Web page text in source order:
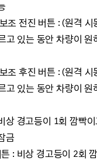
조 전진 버튼 :(원격 시
고 있는 동안 차량이 원
조 후진 버튼 :(원격 시
고 있는 동안 차량이 원
상 경고등이 1회 깜빡이
금
: 비상 경고등이 2회